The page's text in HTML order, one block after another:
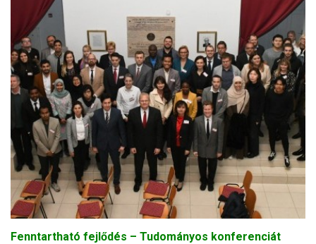
Fenntartható fejlődés – Tudományos konferenciát